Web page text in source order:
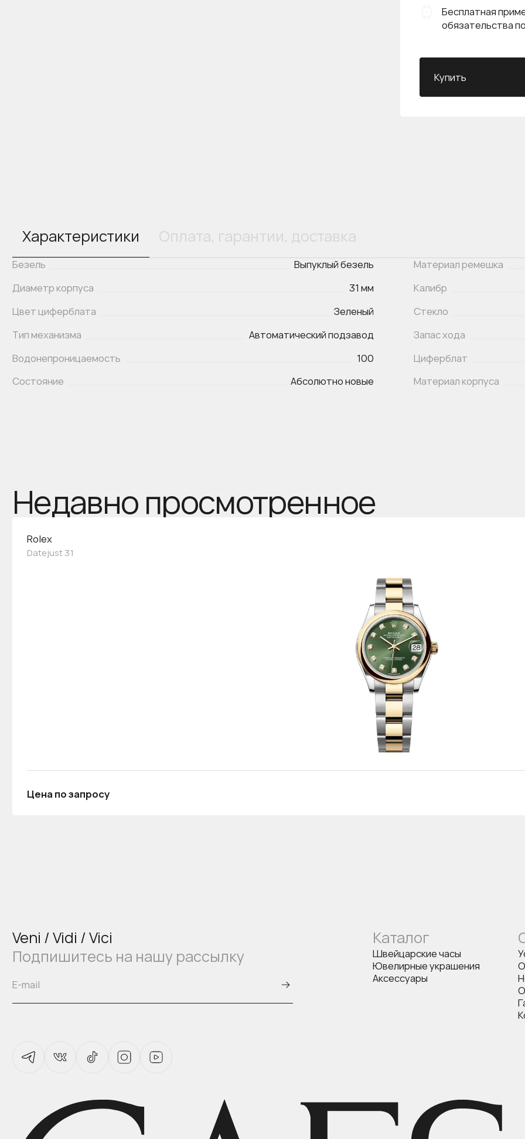
Бесплатная
обязательства
Купить
Характеристики Оплата, гарантии, доставка
Безель
Выпуклый безель
Диаметр корпуса
31 мм
Цвет циферблата
Зеленый
Тип механизма
Автоматический подзавод
Водонепроницаемость
100
Состояние
Абсолютно новые
Материал ремешка
Калибр
Стекло
Запас хода
Циферблат
Материал корпуса
Недавно просмотренное
Rolex
Datejust 31
Цена по запросу
Veni / Vidi / Vici
Подпишитесь на нашу рассылку
Каталог
Швейцарские часы
Ювелирные украшения
Аксессуары